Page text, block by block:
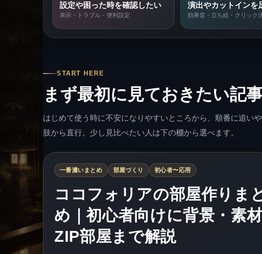
設定や困った時を確認したい
表示・トラブル・便利設定
演出やカットインを
効果音・立ち絵・クリック
START HERE
まず最初に見ておきたい記
はじめて使う時に不安になりやすいところから、順番に追い
肢から直行。少し見比べたい人は下の棚から選べます。
一番濃いまとめ 部屋づくり 初心者〜応用
ココフォリアの部屋作りま
め｜初心者向けに背景・素材
ZIP部屋まで解説